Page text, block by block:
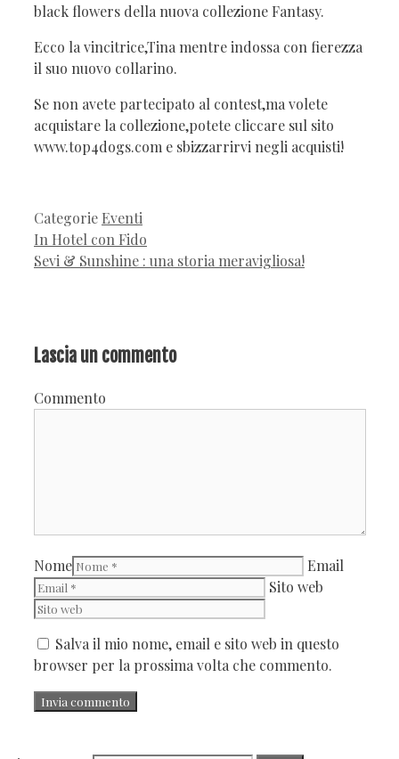
black flowers della nuova collezione Fantasy.
Ecco la vincitrice,Tina mentre indossa con fierezza
il suo nuovo collarino.
Se non avete partecipato al contest,ma volete
acquistare la collezione,potete cliccare sul sito
www.top4dogs.com e sbizzarrirvi negli acquisti!
Categorie Eventi
In Hotel con Fido
Sevi & Sunshine : una storia meravigliosa!
Lascia un commento
Commento
Nome
Email
Sito web
Salva il mio nome, email e sito web in questo
browser per la prossima volta che commento.